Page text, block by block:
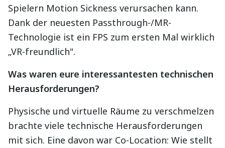
Spielern Motion Sickness verursachen kann.
Dank der neuesten Passthrough-/MR-
Technologie ist ein FPS zum ersten Mal wirklich
„VR-freundlich".
Was waren eure interessantesten technischen
Herausforderungen?
Physische und virtuelle Räume zu verschmelzen
brachte viele technische Herausforderungen
mit sich. Eine davon war Co-Location: Wie stellt